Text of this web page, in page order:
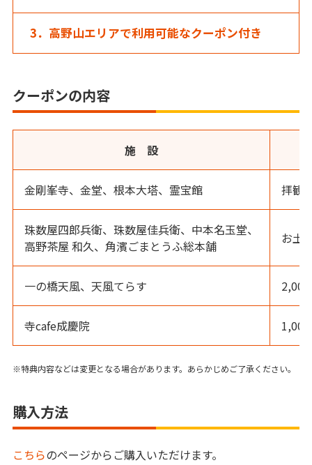
3．高野山エリアで利用可能なクーポン付き
クーポンの内容
施 設
金剛峯寺、金堂、根本大塔、霊宝館 拝観
珠数屋四郎兵衛、珠数屋佳兵衛、中本名玉堂、
高野茶屋 和久、角濱ごまとうふ総本舗
お土
一の橋天風、天風てらす
寺cafe成慶院
※特典内容などは変更となる場合があります。あらかじめご了承ください。
購入方法
こちらのページからご購入いただけます。